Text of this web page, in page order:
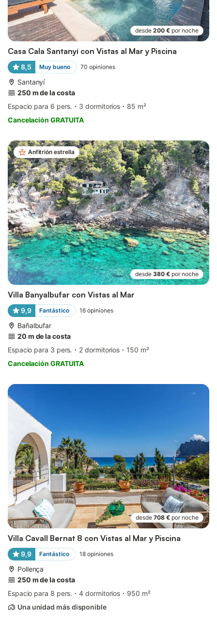
desde 200 € por noche
Casa Cala Santanyí con Vistas al Mar y Piscina
8,5 Muy bueno 70 opiniones
Santanyí
250 m de la costa
Espacio para 6 pers.
3 dormitorios
85 m²
Cancelación GRATUITA
Anfitrión estrella
desde 380 € por noche
Villa Banyalbufar con Vistas al Mar
9,9 Fantástico 16 opiniones
Bañalbufar
20 m de la costa
Espacio para 3 pers.
2 dormitorios
150 m²
Cancelación GRATUITA
desde 708 € por noche
Villa Cavall Bernat 8 con Vistas al Mar y Piscina
9,9 Fantástico 18 opiniones
Pollença
250 m de la costa
Espacio para 8 pers.
4 dormitorios
950 m²
Una unidad más disponible